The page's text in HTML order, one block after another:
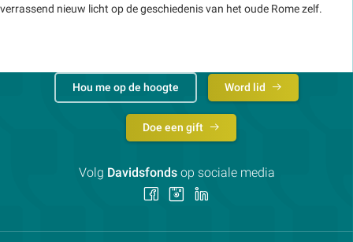
verrassend nieuw licht op de geschiedenis van het oude Rome zelf.
Hou me op de hoogte Word lid
Doe een gift
Volg Davidsfondsop sociale media
Volg Volg